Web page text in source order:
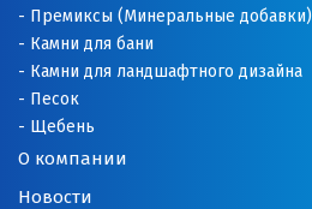
О компании
Новости
Премиксы (Минеральные добавки)
Камни для бани
Камни для ландшафтного дизайна
Песок
Щебень